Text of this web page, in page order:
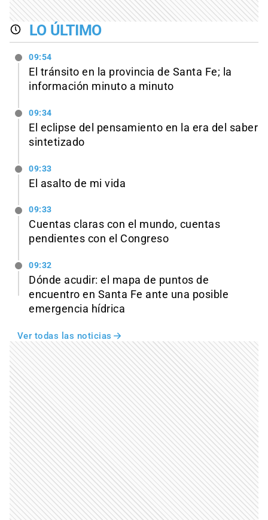
LO ÚLTIMO
09:54
El tránsito en la provincia de Santa Fe; la
información minuto a minuto
09:34
El eclipse del pensamiento en la era del saber
sintetizado
09:33
El asalto de mi vida
09:33
Cuentas claras con el mundo, cuentas
pendientes con el Congreso
09:32
Dónde acudir: el mapa de puntos de
encuentro en Santa Fe ante una posible
emergencia hídrica
Ver todas las noticias